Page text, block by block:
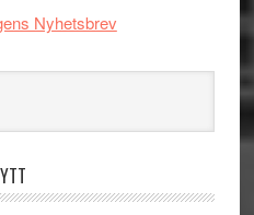
Nyhetsbrev